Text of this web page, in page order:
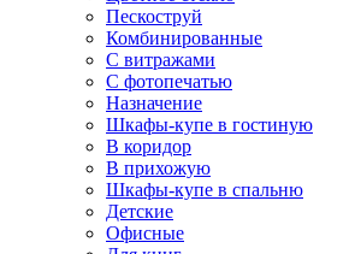
Пескоструй
Комбинированные
С витражами
С фотопечатью
Назначение
Шкафы-купе в гостиную
В коридор
В прихожую
Шкафы-купе в спальню
Детские
Офисные